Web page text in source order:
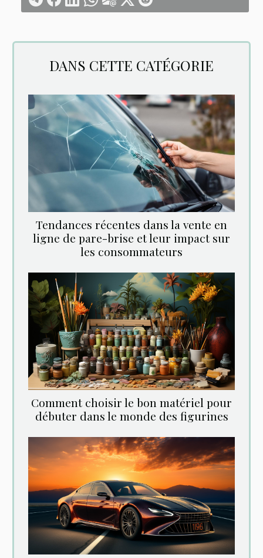
DANS CETTE CATÉGORIE
Tendances récentes dans la vente en
ligne de pare-brise et leur impact sur
les consommateurs
Comment choisir le bon matériel pour
débuter dans le monde des figurines